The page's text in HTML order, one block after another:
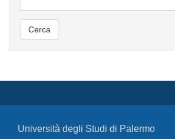
Università degli Studi di Palermo